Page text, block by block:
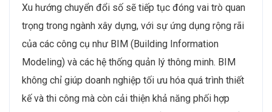
Năm 2024, ngành Bất động sản – Xây dựng – Vật liệu
xây dựng Việt Nam đang trải qua quá trình chuyển đổi
mạnh mẽ nhờ sự phục hồi của nền kinh tế và các chính
sách điều chỉnh từ Chính phủ. Với sự thông qua của
Quốc hội về Luật Đất đai, Luật Nhà ở và Luật Kinh
doanh bất động sản trong thời gian gần đây, hành lang